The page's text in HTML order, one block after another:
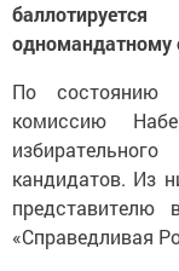
одномандатному
По состоянию
комиссию
кандидатов. Из
представителю
«Справедливая